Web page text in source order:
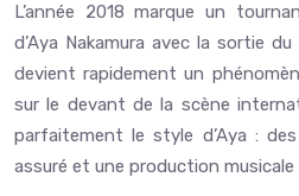
L’année 2018 marque un
d’Aya Nakamura avec la sortie
devient rapidement un
sur le devant de la scène
parfaitement le style d’Aya :
assuré et une production